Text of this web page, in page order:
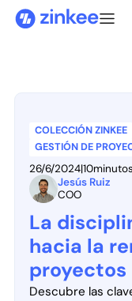
COLECCIÓN ZINKEE
GESTIÓN DE
26/6/2024|10
Jesús Ruiz
COO
La
hacia la
proyectos
Descubre las